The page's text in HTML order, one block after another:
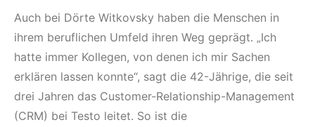
Auch bei Dörte Witkovsky haben die Menschen in
ihrem beruflichen Umfeld ihren Weg geprägt. „Ich
hatte immer Kollegen, von denen ich mir Sachen
erklären lassen konnte“, sagt die 42-Jährige, die seit
drei Jahren das Customer-Relationship-Management
(CRM) bei Testo leitet. So ist die